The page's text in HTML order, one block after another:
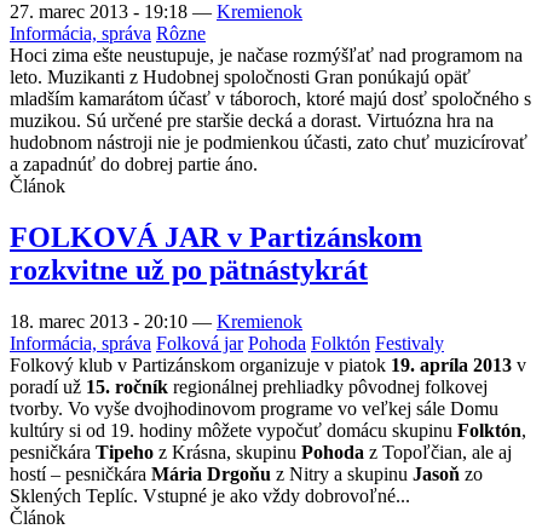
27. marec 2013 - 19:18 — Kremienok
Informácia, správa Rôzne
Hoci zima ešte neustupuje, je načase rozmýšľať nad programom na
leto. Muzikanti z Hudobnej spoločnosti Gran ponúkajú opäť
mladším kamarátom účasť v táboroch, ktoré majú dosť spoločného s
muzikou. Sú určené pre staršie decká a dorast. Virtuózna hra na
hudobnom nástroji nie je podmienkou účasti, zato chuť muzicírovať
a zapadnúť do dobrej partie áno.
Článok
FOLKOVÁ JAR v Partizánskom
rozkvitne už po pätnástykrát
18. marec 2013 - 20:10 — Kremienok
Informácia, správa Folková jar Pohoda Folktón Festivaly
Folkový klub v Partizánskom organizuje v piatok 19. apríla 2013 v
poradí už 15. ročník regionálnej prehliadky pôvodnej folkovej
tvorby. Vo vyše dvojhodinovom programe vo veľkej sále Domu
kultúry si od 19. hodiny môžete vypočuť domácu skupinu Folktón,
pesničkára Tipeho z Krásna, skupinu Pohoda z Topoľčian, ale aj
hostí – pesničkára Mária Drgoňu z Nitry a skupinu Jasoň zo
Sklených Teplíc. Vstupné je ako vždy dobrovoľné...
Článok